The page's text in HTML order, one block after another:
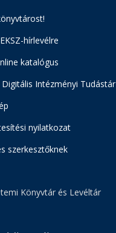
hírlevélre
katalógus
Digitális Intézményi Tudástár
nyilatkozat
szerkesztőknek
Könyvtár és Levéltár